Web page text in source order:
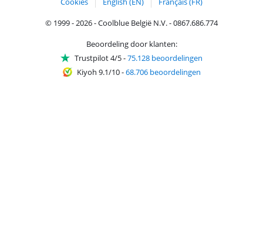
© 1999 - 2026 - Coolblue België N.V. - 0867.686.774
Beoordeling door klanten:
Trustpilot 4/5-75.128 beoordelingen
Kiyoh 9.1/10-68.706 beoordelingen